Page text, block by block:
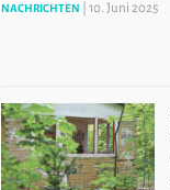
NACHRICHTEN 10. Juni 2025